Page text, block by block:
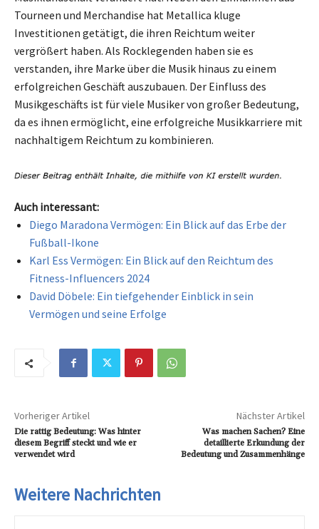
Tourneen und Merchandise hat Metallica kluge
Investitionen getätigt, die ihren Reichtum weiter
vergrößert haben. Als Rocklegenden haben sie es
verstanden, ihre Marke über die Musik hinaus zu einem
erfolgreichen Geschäft auszubauen. Der Einfluss des
Musikgeschäfts ist für viele Musiker von großer Bedeutung,
da es ihnen ermöglicht, eine erfolgreiche Musikkarriere mit
nachhaltigem Reichtum zu kombinieren.
Auch interessant:
Diego Maradona Vermögen: Ein Blick auf das Erbe der
Fußball-Ikone
Karl Ess Vermögen: Ein Blick auf den Reichtum des
Fitness-Influencers 2024
David Döbele: Ein tiefgehender Einblick in sein
Vermögen und seine Erfolge
Vorheriger Artikel
Die rattig Bedeutung: Was hinter
diesem Begriff steckt und wie er
verwendet wird
Nächster Artikel
Was machen Sachen? Eine
detaillierte Erkundung der
Bedeutung und Zusammenhänge
Weitere Nachrichten